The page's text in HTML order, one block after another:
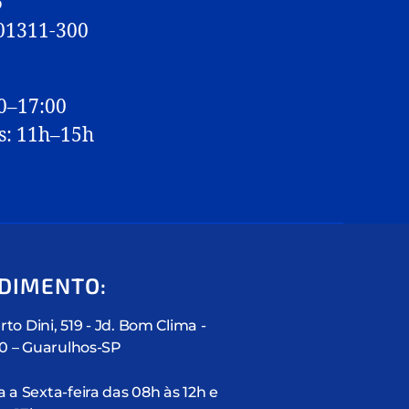
300
11h–15h
Dini, 519 - Jd. Bom Clima -
– Guarulhos-SP
a Sexta-feira das 08h às 12h e